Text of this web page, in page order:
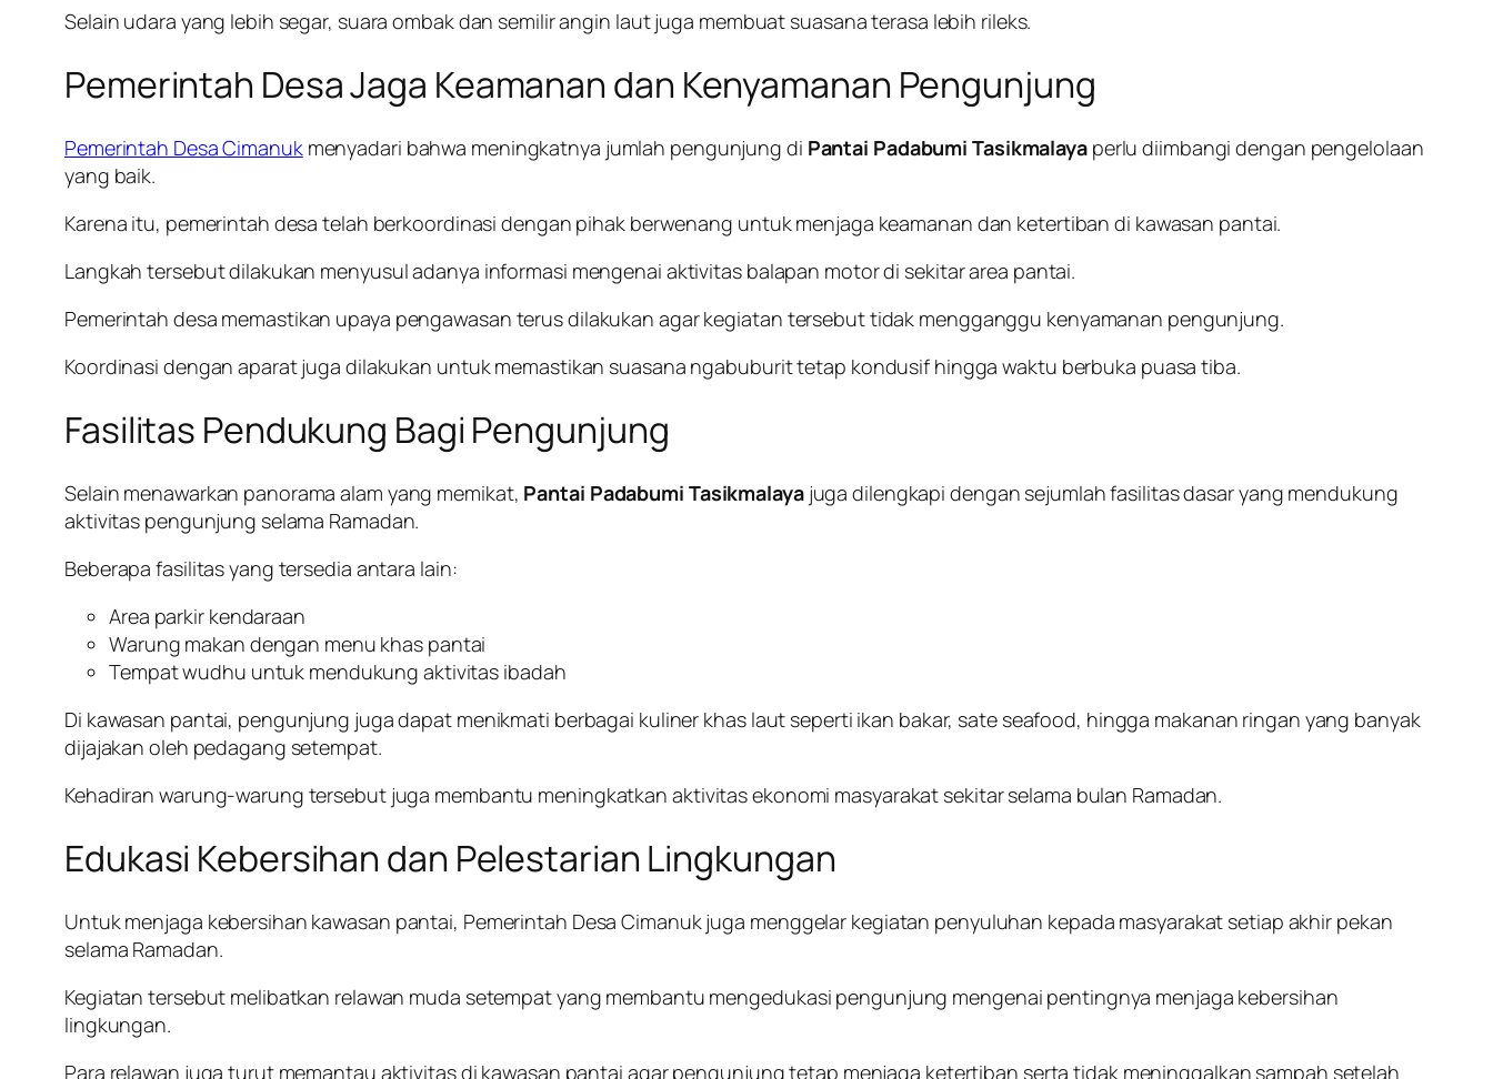
Selain udara yang lebih segar, suara ombak dan semilir angin laut juga membuat suasana terasa lebih rileks.
Pemerintah Desa Jaga Keamanan dan Kenyamanan Pengunjung
Pemerintah Desa Cimanukmenyadari bahwa meningkatnya jumlah pengunjung di Pantai Padabumi Tasikmalayaperlu diimbangi dengan pengelolaan
yang baik.
Karena itu, pemerintah desa telah berkoordinasi dengan pihak berwenang untuk menjaga keamanan dan ketertiban di kawasan pantai.
Langkah tersebut dilakukan menyusul adanya informasi mengenai aktivitas balapan motor di sekitar area pantai.
Pemerintah desa memastikan upaya pengawasan terus dilakukan agar kegiatan tersebut tidak mengganggu kenyamanan pengunjung.
Koordinasi dengan aparat juga dilakukan untuk memastikan suasana ngabuburit tetap kondusif hingga waktu berbuka puasa tiba.
Fasilitas Pendukung Bagi Pengunjung
Selain menawarkan panorama alam yang memikat, Pantai Padabumi Tasikmalayajuga dilengkapi dengan sejumlah fasilitas dasar yang mendukung
aktivitas pengunjung selama Ramadan.
Beberapa fasilitas yang tersedia antara lain:
Area parkir kendaraan
Warung makan dengan menu khas pantai
Tempat wudhu untuk mendukung aktivitas ibadah
Di kawasan pantai, pengunjung juga dapat menikmati berbagai kuliner khas laut seperti ikan bakar, sate seafood, hingga makanan ringan yang banyak
dijajakan oleh pedagang setempat.
Kehadiran warung-warung tersebut juga membantu meningkatkan aktivitas ekonomi masyarakat sekitar selama bulan Ramadan.
Edukasi Kebersihan dan Pelestarian Lingkungan
Untuk menjaga kebersihan kawasan pantai, Pemerintah Desa Cimanuk juga menggelar kegiatan penyuluhan kepada masyarakat setiap akhir pekan
selama Ramadan.
Kegiatan tersebut melibatkan relawan muda setempat yang membantu mengedukasi pengunjung mengenai pentingnya menjaga kebersihan
lingkungan.
Para relawan juga turut memantau aktivitas di kawasan pantai agar pengunjung tetap menjaga ketertiban serta tidak meninggalkan sampah setelah